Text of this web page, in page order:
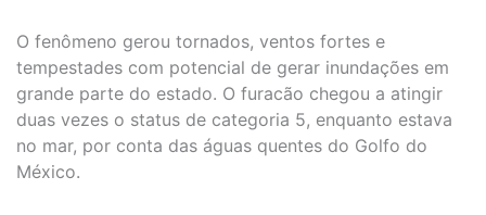
O fenômeno gerou tornados, ventos fortes e
tempestades com potencial de gerar inundações em
grande parte do estado. O furacão chegou a atingir
duas vezes o status de categoria 5, enquanto estava
no mar, por conta das águas quentes do Golfo do
México.